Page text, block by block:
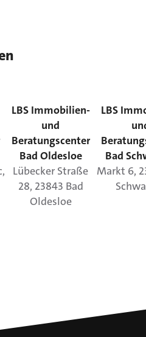
,
LBS Immobilien-
und
Beratungscenter
Bad Oldesloe
Lübecker Straße
28, 23843 Bad
Oldesloe
LBS
Bad
Markt 6,